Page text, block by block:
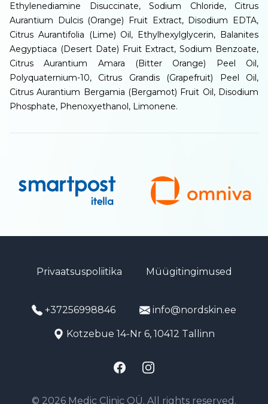
Ethylenediamine Disuccinate, Sodium Chloride, Citrus
Aurantium Dulcis (Orange) Fruit Extract, Disodium EDTA,
Citrus Aurantifolia (Lime) Oil, Ethylhexylglycerin, Balanites
Aegyptiaca (Desert Date) Fruit Extract, Sodium Benzoate,
Citrus Aurantium Amara (Bitter Orange) Peel Oil,
Polyquaternium-10, Citrus Grandis (Grapefruit) Peel Oil,
Citrus Aurantium Bergamia (Bergamot) Fruit Oil, Disodium
Phosphate, Phenoxyethanol, Limonene.
Privaatsuspoliitika Müügitingimused
+37256998846 info@nordskin.ee
Kotzebue 14-Nr 6, 10412 Tallinn
FacebookInstagram
© 2026 Medic Clinic OÜ. All rights reserved.